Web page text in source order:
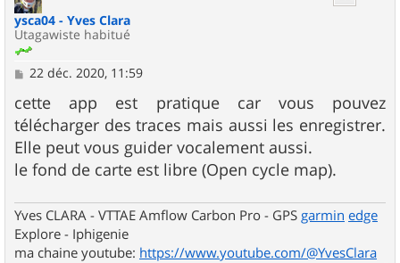
ysca04 - Yves Clara
Utagawiste habitué
M
s
s
a
g
e
22 déc. 2020, 11:59
cette app est pratique car vous pouvez
télécharger des traces mais aussi les enregistrer.
Elle peut vous guider vocalement aussi.
le fond de carte est libre (Open cycle map).
Yves CLARA - VTTAE Amflow Carbon Pro - GPS garmin edge
Explore - Iphigenie
ma chaine youtube: https://www.youtube.com/@YvesClara